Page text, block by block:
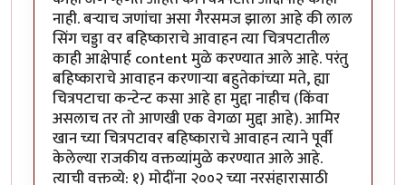
नाही. बऱ्याच जणांचा असा गैरसमज झाला आहे की लाल
सिंग चड्डा वर बहिष्काराचे आवाहन त्या चित्रपटातील
काही आक्षेपार्ह content मुळे करण्यात आले आहे. परंतु
बहिष्काराचे आवाहन करणाऱ्या बहुतेकांच्या मते, ह्या
चित्रपटाचा कन्टेन्ट कसा आहे हा मुद्दा नाहीच (किंवा
असलाच तर तो आणखी एक वेगळा मुद्दा आहे). आमिर
खान च्या चित्रपटावर बहिष्काराचे आवाहन त्याने पूर्वी
केलेल्या राजकीय वक्तव्यांमुळे करण्यात आले आहे.
त्याची वक्तव्ये: १) मोदींना २००२ च्या नरसंहारासाठी